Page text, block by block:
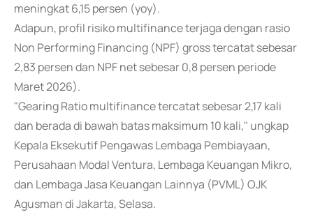
meningkat 6,15 persen (yoy).
Adapun, profil risiko multifinance terjaga dengan rasio
Non Performing Financing (NPF) gross tercatat sebesar
2,83 persen dan NPF net sebesar 0,8 persen periode
Maret 2026).
"Gearing Ratio multifinance tercatat sebesar 2,17 kali
dan berada di bawah batas maksimum 10 kali," ungkap
Kepala Eksekutif Pengawas Lembaga Pembiayaan,
Perusahaan Modal Ventura, Lembaga Keuangan Mikro,
dan Lembaga Jasa Keuangan Lainnya (PVML) OJK
Agusman di Jakarta, Selasa.